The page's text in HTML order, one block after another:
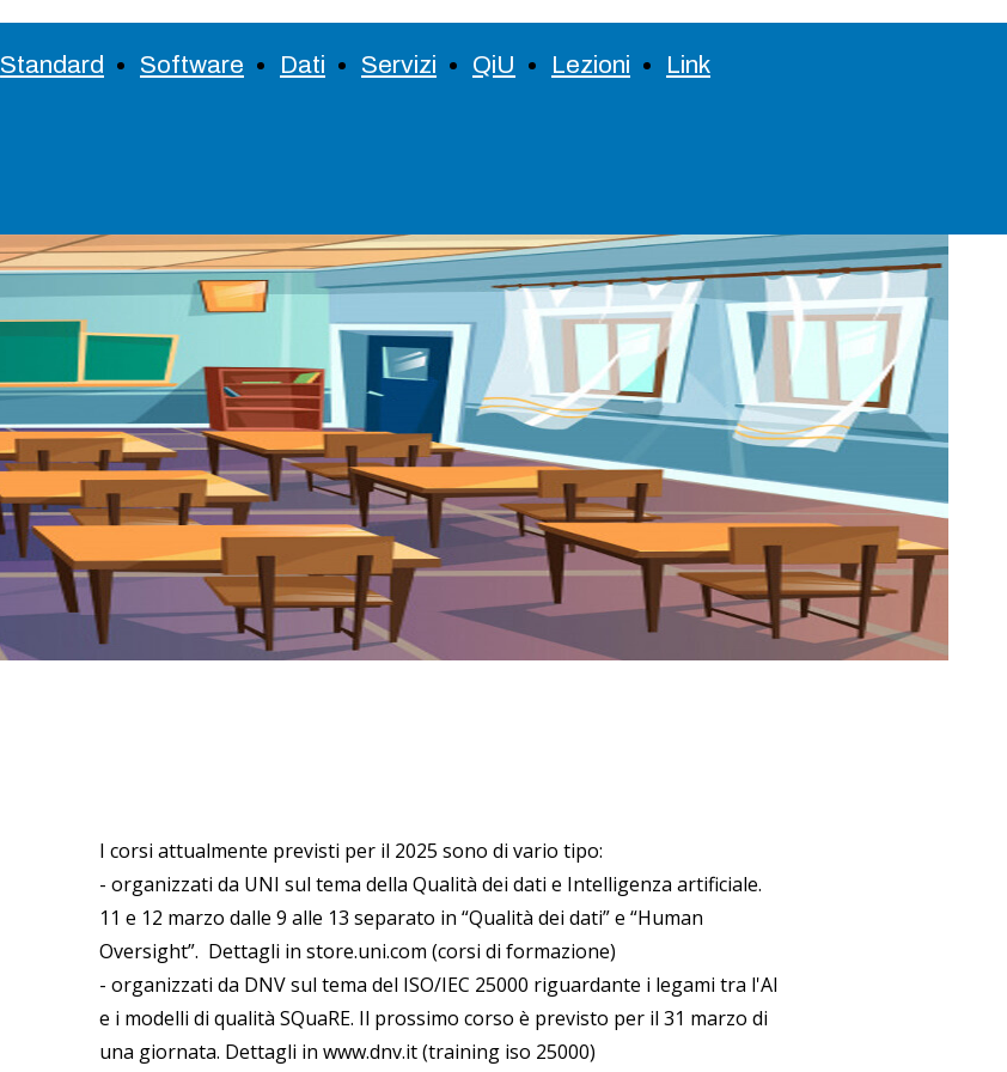
Standard Software Dati Servizi QiU Lezioni Link
I corsi attualmente previsti per il 2025 sono di vario tipo:
- organizzati da UNI sul tema della Qualità dei dati e Intelligenza artificiale.
11 e 12 marzo dalle 9 alle 13 separato in “Qualità dei dati” e “Human
Oversight”. Dettagli in store.uni.com (corsi di formazione)
- organizzati da DNV sul tema del ISO/IEC 25000 riguardante i legami tra l'AI
e i modelli di qualità SQuaRE. Il prossimo corso è previsto per il 31 marzo di
una giornata. Dettagli in www.dnv.it (training iso 25000)